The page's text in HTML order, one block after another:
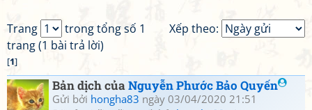
Xếp theo:
Trang
trong tổng số 1
trang (1 bài trả lời)
[1]
Bản dịch củaNguyễn Phước Bảo Quyến
Gửi bởi hongha83 ngày 03/04/2020 21:51